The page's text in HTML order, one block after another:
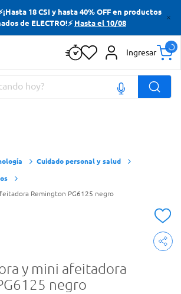
18 CSI y hasta 40% OFF en productos
de ELECTRO!⚡ Hasta el 10/08
Ingresar
Cuidado personal y salud
Remington PG6125 negro
y mini afeitadora
negro
buscados
buscados